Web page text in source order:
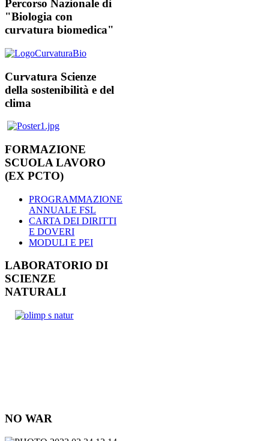
Percorso Nazionale di
"Biologia con
curvatura biomedica"
Curvatura Scienze
della sostenibilità e del
clima
FORMAZIONE
SCUOLA LAVORO
(EX PCTO)
PROGRAMMAZIONE
ANNUALE FSL
CARTA DEI DIRITTI
E DOVERI
MODULI E PEI
LABORATORIO DI
SCIENZE
NATURALI
NO WAR